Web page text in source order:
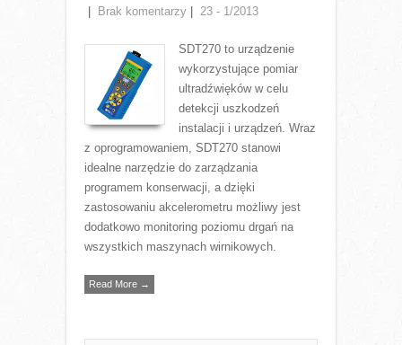
Brak komentarzy 23 - 1/2013
SDT270 to urządzenie
wykorzystujące pomiar
ultradźwięków w celu
detekcji uszkodzeń
instalacji i urządzeń. Wraz
z oprogramowaniem, SDT270 stanowi
idealne narzędzie do zarządzania
programem konserwacji, a dzięki
zastosowaniu akcelerometru możliwy jest
dodatkowo monitoring poziomu drgań na
wszystkich maszynach wirnikowych.
Read More →